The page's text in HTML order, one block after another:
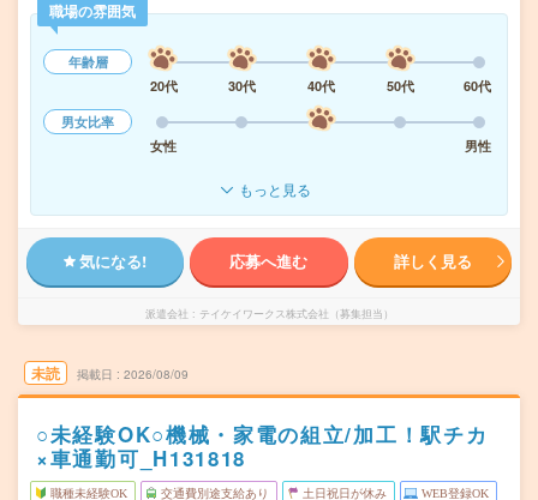
職場の雰囲気
年齢層
20代
30代 40代 50代
60代
男女比率
女性
男性
もっと見る
気になる! 応募へ進む 詳しく見る
派遣会社 テイケイワークス株式会社（募集担当）
未読 掲載日 2026/08/09
○未経験OK○機械・家電の組立/加工！駅チカ
×車通勤可_H131818
職種未経験OK 交通費別途支給あり 土日祝日が休み WEB登録OK